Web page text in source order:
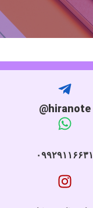
hiranote@
۰۹۹۲۹۱۱۶۶۳۱